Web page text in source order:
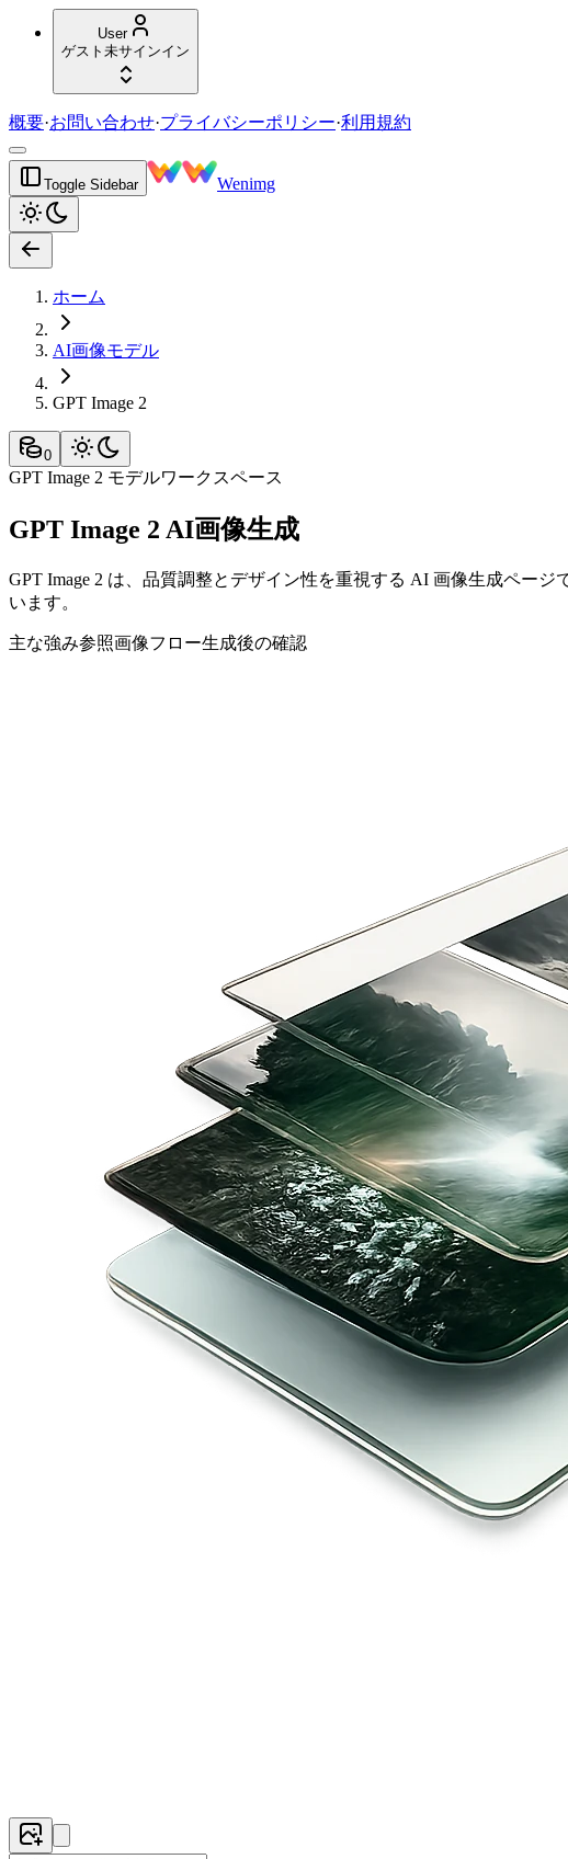
User
ゲスト 未サインイン
概要·お問い合わせ·プライバシーポリシー·利用規約
Toggle Sidebar Wenimg
ホーム
AI画像モデル
GPT Image 2
0
GPT Image 2 モデルワークスペース
GPT Image 2 AI画像生成
GPT Image 2 は、品質調整とデザイン性を重視する AI 画像生成ペー
います。
主な強み参照画像フロー生成後の確認